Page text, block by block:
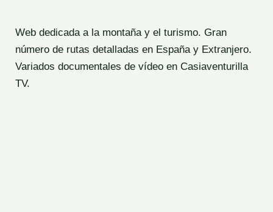
Web dedicada a la montaña y el turismo. Gran
número de rutas detalladas en España y Extranjero.
Variados documentales de vídeo en Casiaventurilla
TV.